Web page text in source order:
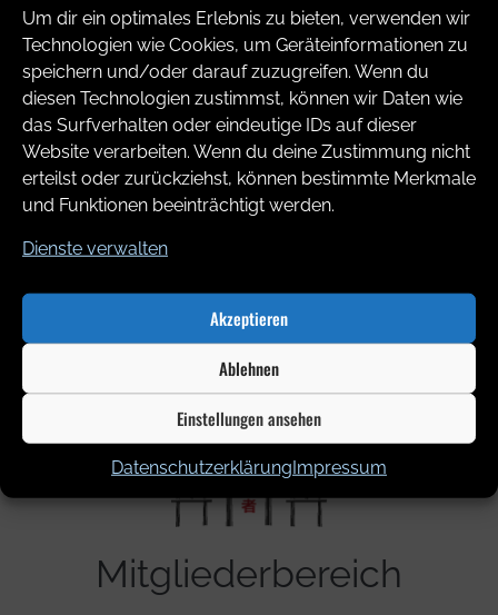
Um dir ein optimales Erlebnis zu bieten, verwenden wir
Technologien wie Cookies, um Geräteinformationen zu
speichern und/oder darauf zuzugreifen. Wenn du
diesen Technologien zustimmst, können wir Daten wie
das Surfverhalten oder eindeutige IDs auf dieser
Website verarbeiten. Wenn du deine Zustimmung nicht
erteilst oder zurückziehst, können bestimmte Merkmale
und Funktionen beeinträchtigt werden.
Dienste verwalten
Akzeptieren
Ablehnen
Einstellungen ansehen
DatenschutzerklärungImpressum
_ Werftstraße 35 _ 18057 Rostock
Jetzt mitmachen!
Kontakt & Anmeldung
Mitgliederbereich